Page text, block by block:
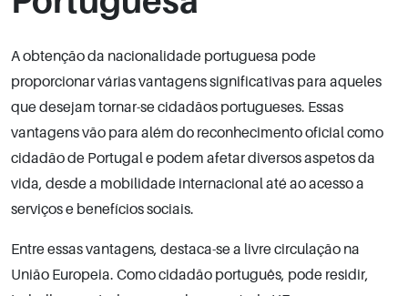
A obtenção da nacionalidade portuguesa pode
proporcionar várias vantagens significativas para aqueles
que desejam tornar-se cidadãos portugueses. Essas
vantagens vão para além do reconhecimento oficial como
cidadão de Portugal e podem afetar diversos aspetos da
vida, desde a mobilidade internacional até ao acesso a
serviços e benefícios sociais.
Entre essas vantagens, destaca-se a livre circulação na
União Europeia. Como cidadão português, pode residir,